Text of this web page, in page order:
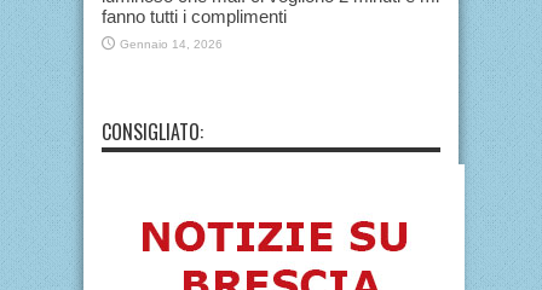
fanno tutti i complimenti
Gennaio 14, 2026
CONSIGLIATO: